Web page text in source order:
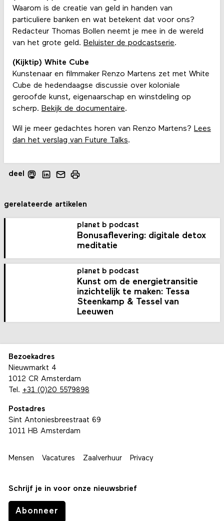
Waarom is de creatie van geld in handen van
particuliere banken en wat betekent dat voor ons?
Redacteur Thomas Bollen neemt je mee in de wereld
van het grote geld. Beluister de podcastserie.
(Kijktip) White Cube
Kunstenaar en filmmaker Renzo Martens zet met White
Cube de hedendaagse discussie over koloniale
geroofde kunst, eigenaarschap en winstdeling op
scherp. Bekijk de documentaire.
Wil je meer gedachtes horen van Renzo Martens? Lees
dan het verslag van Future Talks.
deel
gerelateerde artikelen
planet b podcast
Bonusaflevering: digitale detox
meditatie
planet b podcast
Kunst om de energietransitie
inzichtelijk te maken: Tessa
Steenkamp & Tessel van
Leeuwen
Bezoekadres
Nieuwmarkt 4
1012 CR Amsterdam
Tel. +31 (0)20 5579898
Postadres
Sint Antoniesbreestraat 69
1011 HB Amsterdam
Mensen Vacatures Zaalverhuur Privacy
Schrijf je in voor onze nieuwsbrief
Abonneer